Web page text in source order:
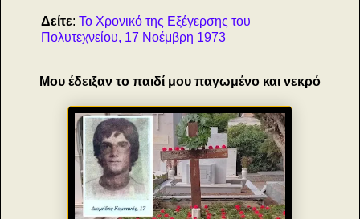
Δείτε: Το Χρονικό της Εξέγερσης του
Πολυτεχνείου, 17 Νοέμβρη 1973
Μου έδειξαν το παιδί μου παγωμένο και νεκρό